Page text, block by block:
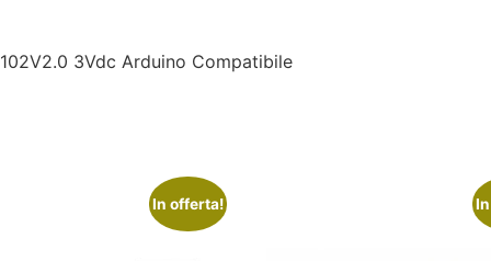
3Vdc Arduino Compatibile
In offerta!